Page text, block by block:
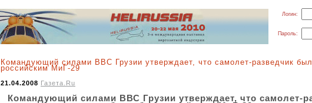
Логин:
Пароль:
Командующий силами ВВС Грузии утверждает, что самолет-разведчик
российским МиГ-29
21.04.2008 Газета.Ru
Командующий силами ВВС Грузии утверждает, что самолет-